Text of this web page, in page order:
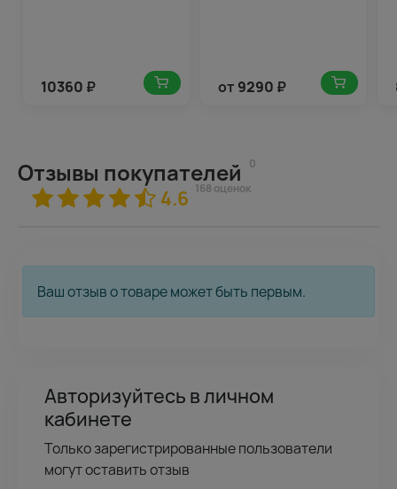
10360 ₽ от 9290 ₽
Отзывы покупателей 0
4.6 168 оценок
Ваш отзыв о товаре может быть первым.
Авторизуйтесь в личном
кабинете
Только зарегистрированные пользователи
могут оставить отзыв